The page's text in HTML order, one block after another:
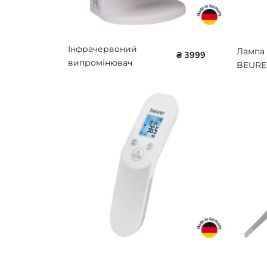
Інфрачервоний
випромінювач
₴ 3999
Лампа